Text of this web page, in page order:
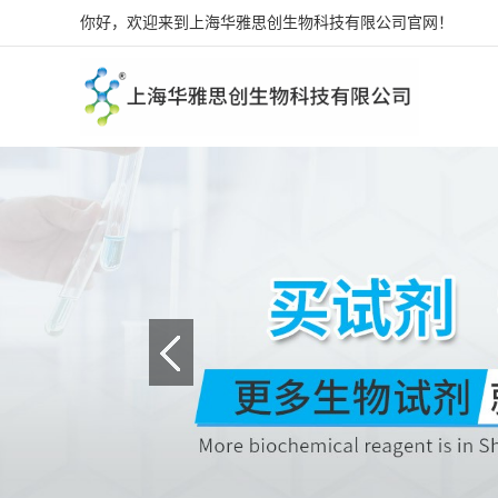
你好，欢迎来到上海华雅思创生物科技有限公司官网！